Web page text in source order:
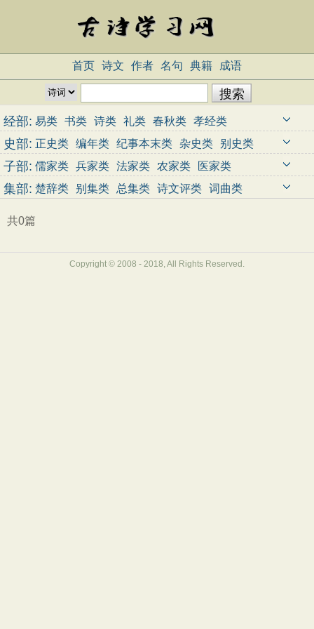
首页 诗文 作者 名句 典籍 成语
经部: 易类 书类 诗类 礼类 春秋类 孝经类
五经总义类
四书类 乐类 小学类
史部: 正史类 编年类 纪事本末类 杂史类
别史类
诏令奏议类
传记类 史钞类 载记类
时令类
地理类
职官类 政书类 目录类 史评类
子部: 儒家类 兵家类 法家类 农家类
医家类
天文算法类
术数类 艺术类 谱录类
杂家类
集部: 楚辞类 别集类 总集类 诗文评类 词曲类
共0篇
Copyright © 2008 - 2018, All Rights Reserved.